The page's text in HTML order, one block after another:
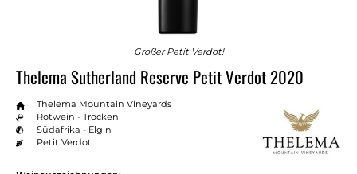
Großer Petit Verdot!
Thelema Sutherland Reserve Petit Verdot 2020
Thelema Mountain Vineyards
Rotwein - Trocken
Südafrika - Elgin
Petit Verdot